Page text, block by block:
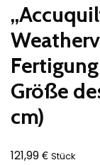
Größe
cm)
121,99€ Stück